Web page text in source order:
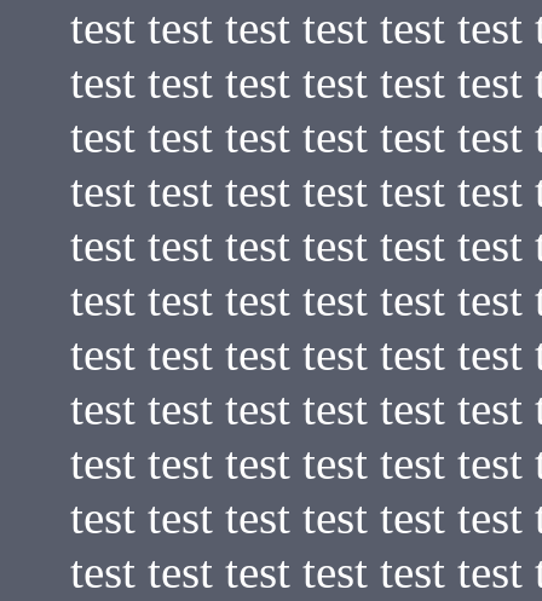
test test test test test
test test test test test
test test test test test
test test test test test
test test test test test
test test test test test
test test test test test
test test test test test
test test test test test
test test test test test
test test test test test